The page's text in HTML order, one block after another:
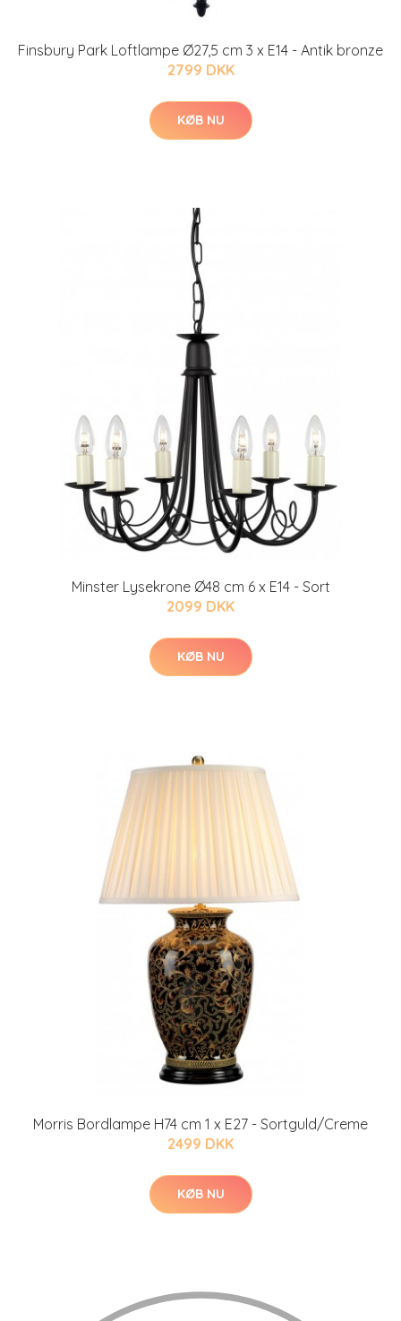
Finsbury Park Loftlampe Ø27,5 cm 3 x E14 - Antik bronze
2799 DKK
KØB NU
Minster Lysekrone Ø48 cm 6 x E14 - Sort
2099 DKK
KØB NU
Morris Bordlampe H74 cm 1 x E27 - Sortguld/Creme
2499 DKK
KØB NU